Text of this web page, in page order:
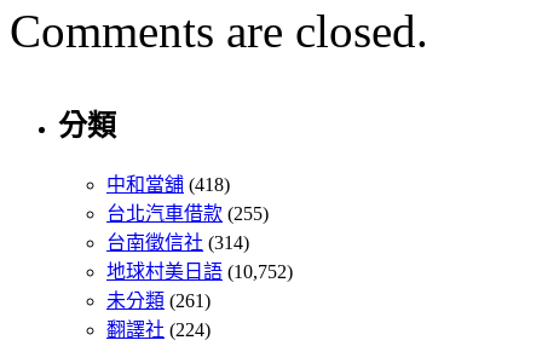
Comments are closed.
分類
中和當舖 (418)
台北汽車借款 (255)
台南徵信社 (314)
地球村美日語 (10,752)
未分類 (261)
翻譯社 (224)